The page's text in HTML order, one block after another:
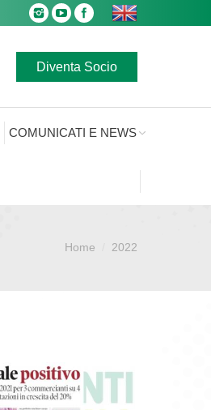
Diventa Socio
COMUNICATI E NEWS
Home 2022